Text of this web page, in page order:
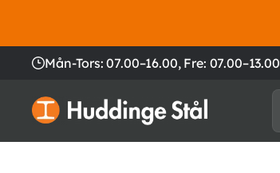
Mån-Tors: 07.00–16.00, Fre: 07.00–13.00